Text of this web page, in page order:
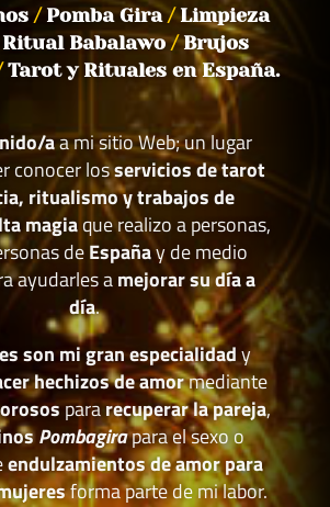
/Pomba Gira/Limpieza
Babalawo/Brujos
Tarot y Rituales en España.
aa mi sitio Web; un lugar
conocer losservicios de tarot
ritualismo y trabajos de
magiaque realizo a personas,
deEspañay de medio
ayudarles amejorar su día a
día.
son mi gran especialidady
hechizos de amormediante
pararecuperar la pareja,
Pombagirapara el sexo o
endulzamientos de amor para
forma parte de mi labor.